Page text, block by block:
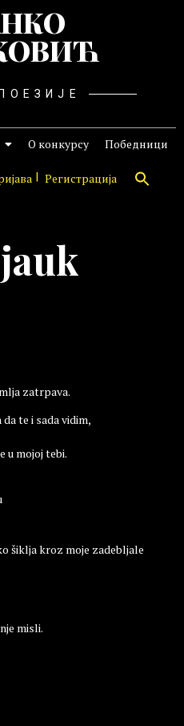
О конкурсу Победници
Регистрација
zatrpava.
te i sada vidim,
u mojoj tebi.
šiklja kroz moje zadebljale
misli.